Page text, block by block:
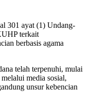
301 ayat (1) Undang-
terkait
berbasis agama
telah terpenuhi, mulai
media sosial,
unsur kebencian